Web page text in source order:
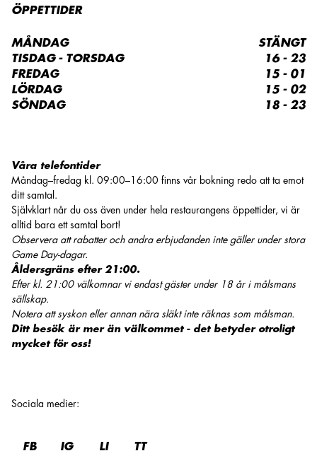
Våra telefontider
Måndag–fredag kl. 09:00–16:00 finns vår bokning redo att ta emot
ditt samtal.
Självklart når du oss även under hela restaurangens öppettider, vi är
alltid bara ett samtal bort!
Observera att rabatter och andra erbjudanden inte gäller under stora
Game Day-dagar.
Åldersgräns efter 21:00.
Efter kl. 21:00 välkomnar vi endast gäster under 18 år i målsmans
sällskap.
Notera att syskon eller annan nära släkt inte räknas som målsman.
Ditt besök är mer än välkommet - det betyder otroligt
mycket för oss!
Sociala medier:
FB IG LI TT
ÖPPETTIDER
MÅNDAG
STÄNGT
TISDAG - TORSDAG
16 - 23
FREDAG
15 - 01
LÖRDAG
15 - 02
SÖNDAG
18 - 23